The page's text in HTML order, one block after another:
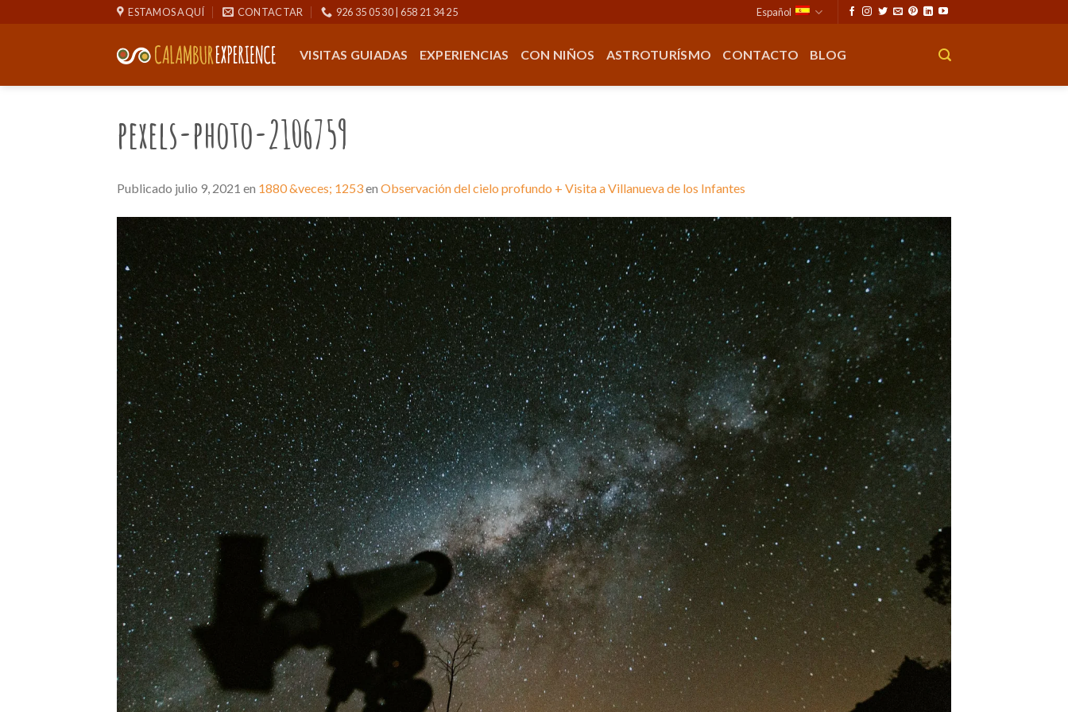
ESTAMOS AQUÍ CONTACTAR 926 35 05 30 | 658 21 34 25 Español
VISITAS GUIADAS EXPERIENCIAS CON NIÑOS ASTROTURÍSMO CONTACTO BLOG
pexels-photo-2106759
Publicado julio 9, 2021 en 1880 &veces; 1253en Observación del cielo profundo + Visita a Villanueva de los Infantes